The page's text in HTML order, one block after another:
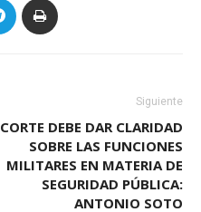
Siguiente
CORTE DEBE DAR CLARIDAD
SOBRE LAS FUNCIONES
MILITARES EN MATERIA DE
SEGURIDAD PÚBLICA:
ANTONIO SOTO